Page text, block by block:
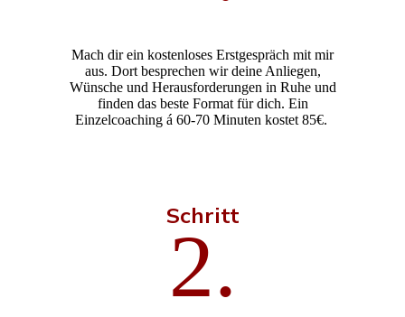
Mach dir ein kostenloses Erstgespräch mit mir
aus. Dort besprechen wir deine Anliegen,
Wünsche und Herausforderungen in Ruhe und
finden das beste Format für dich. Ein
Einzelcoaching á 60-70 Minuten kostet 85€.
Schritt
2.